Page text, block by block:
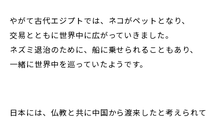
やがて古代エジプトでは、ネコがペットとなり、
交易とともに世界中に広がっていきました。
ネズミ退治のために、船に乗せられることもあり、
一緒に世界中を巡っていたようです。
日本には、仏教と共に中国から渡来したと考えられて